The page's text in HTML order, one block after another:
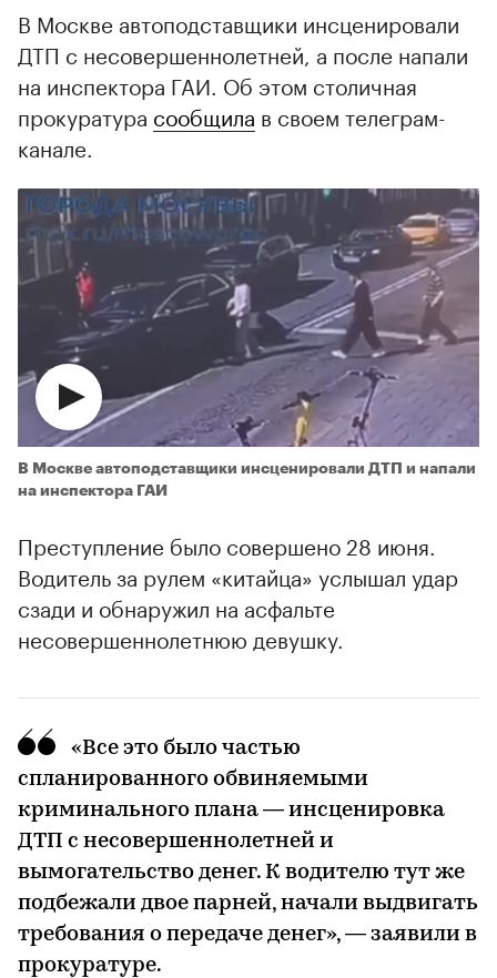
В Москве автоподставщики инсценировали
ДТП с несовершеннолетней, а после напали
на инспектора ГАИ. Об этом столичная
прокуратура сообщила в своем телеграм-
канале.
В Москве автоподставщики инсценировали ДТП и напали
на инспектора ГАИ
Преступление было совершено 28 июня.
Водитель за рулем «китайца» услышал удар
сзади и обнаружил на асфальте
несовершеннолетнюю девушку.
«Все это было частью
спланированного обвиняемыми
криминального плана — инсценировка
ДТП с несовершеннолетней и
вымогательство денег. К водителю тут же
подбежали двое парней, начали выдвигать
требования о передаче денег», — заявили в
прокуратуре.